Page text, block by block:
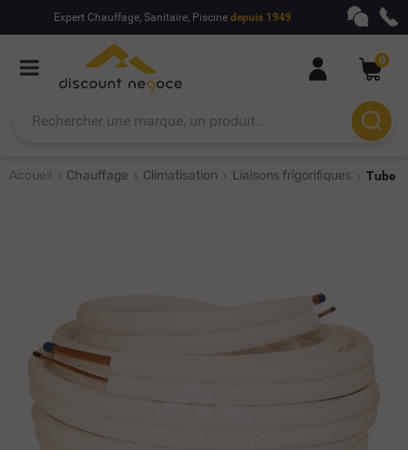
Expert Chauffage, Sanitaire, Piscine depuis 1949
0
Accueil Chauffage Climatisation Liaisons frigorifiques Tube